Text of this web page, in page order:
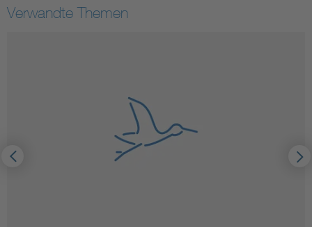
Verwandte Themen